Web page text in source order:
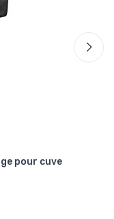
pour cuve